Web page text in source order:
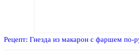
Рецепт: Гнезда из макарон с фаршем